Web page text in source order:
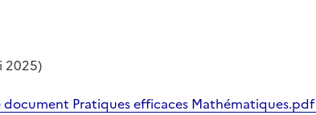
2025)
document Pratiques efficaces Mathématiques.pdf